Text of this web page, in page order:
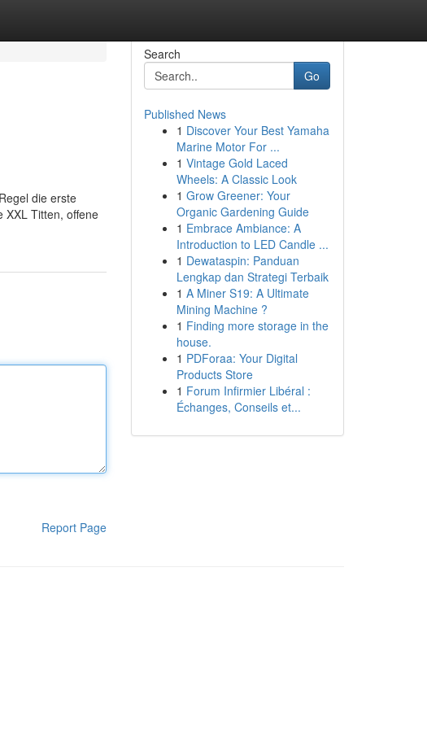
die erste
XXL Titten, offene
Report Page
Search
Go
Published News
1 Discover Your Best Yamaha
Marine Motor For ...
1 Vintage Gold Laced
Wheels: A Classic Look
1 Grow Greener: Your
Organic Gardening Guide
1 Embrace Ambiance: A
Introduction to LED Candle ...
1 Dewataspin: Panduan
Lengkap dan Strategi Terbaik
1 A Miner S19: A Ultimate
Mining Machine ?
1 Finding more storage in the
house.
1 PDForaa: Your Digital
Products Store
1 Forum Infirmier Libéral :
Échanges, Conseils et...